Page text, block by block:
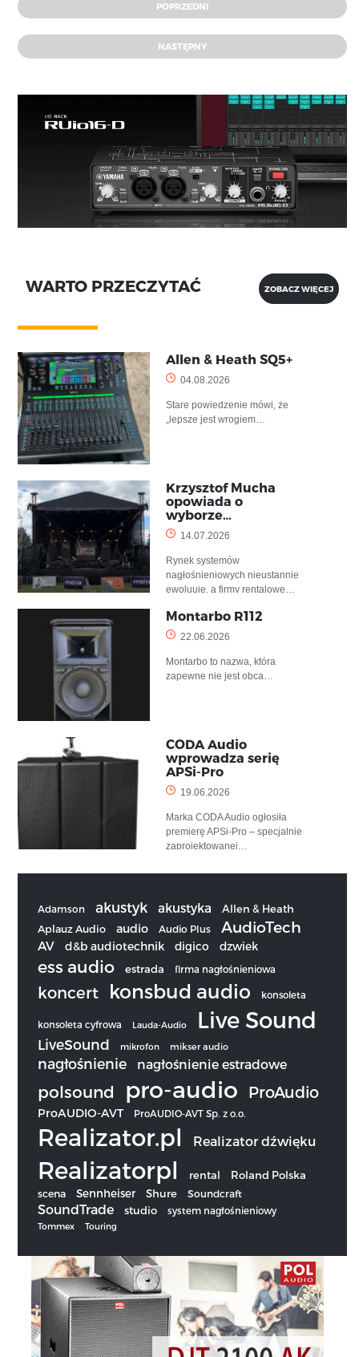
POPRZEDNI
NASTĘPNY
WARTO PRZECZYTAĆ ZOBACZ WIĘCEJ
Allen & Heath SQ5+
04.08.2026
Stare powiedzenie mówi, że
„lepsze jest wrogiem…
Krzysztof Mucha
opowiada o
wyborze…
14.07.2026
Rynek systemów
nagłośnieniowych nieustannie
ewoluuje, a firmy rentalowe…
Montarbo R112
22.06.2026
Montarbo to nazwa, która
zapewne nie jest obca…
CODA Audio
wprowadza serię
APSi-Pro
19.06.2026
Marka CODA Audio ogłosiła
premierę APSi-Pro – specjalnie
zaprojektowanej…
Adamson akustyk akustyka Allen & Heath
Aplauz Audio audio Audio Plus AudioTech
AV d&b audiotechnik digico dzwiek
ess audio estrada firma nagłośnieniowa
koncert konsbud audio konsoleta
konsoleta cyfrowa Lauda-Audio Live Sound
LiveSound mikrofon mikser audio
nagłośnienie nagłośnienie estradowe
polsound pro-audio ProAudio
ProAUDIO-AVT ProAUDIO-AVT Sp. z o.o.
Realizator.pl Realizator dźwięku
Realizatorpl rental Roland Polska
scena Sennheiser Shure Soundcraft
SoundTrade studio system nagłośnieniowy
Tommex Touring